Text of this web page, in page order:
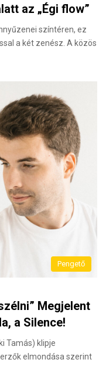
az „Égi flow”
színtéren, ez
a két zenész. A közös
Pengető
Megjelent
a Silence!
Tamás) klipje
elmondása szerint